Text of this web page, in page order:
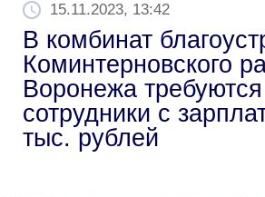
15.11.2023, 13:42
В комбинат
Коминтерновского
Воронежа требуются
сотрудники с
тыс. рублей